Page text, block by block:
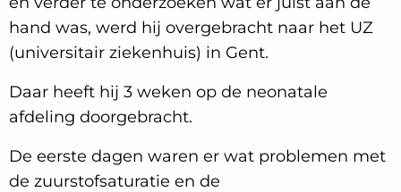
hand was, werd hij overgebracht naar het UZ
(universitair ziekenhuis) in Gent.
Daar heeft hij 3 weken op de neonatale
afdeling doorgebracht.
De eerste dagen waren er wat problemen met
de zuurstofsaturatie en de